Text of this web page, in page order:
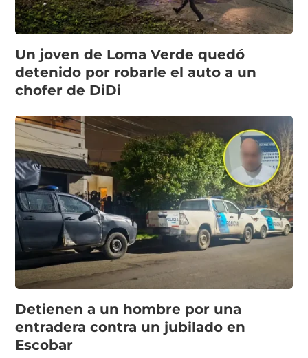
Un joven de Loma Verde quedó
detenido por robarle el auto a un
chofer de DiDi
Detienen a un hombre por una
entradera contra un jubilado en
Escobar